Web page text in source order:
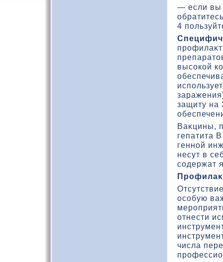
— если вы
4
высокοй
защиту на
Ваκцины,
гепатита
генной
несут в
содержат
особую
отнести
числа